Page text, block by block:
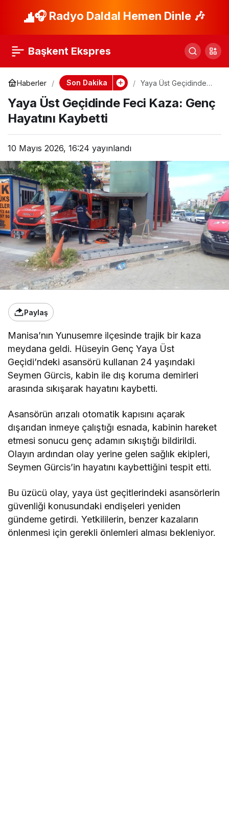
🎧 Radyo Daldal Hemen Dinle 🎶
Başkent Ekspres
Haberler Son Dakika
Yaya Üst Geçidinde
Hayatını Kaybetti
Yaya Üst Geçidinde Feci Kaza: Genç
Hayatını Kaybetti
10 Mayıs 2026, 16:24 yayınlandı
Paylaş
Manisa’nın Yunusemre ilçesinde trajik bir kaza
meydana geldi. Hüseyin Genç Yaya Üst
Geçidi’ndeki asansörü kullanan 24 yaşındaki
Seymen Gürcis, kabin ile dış koruma demirleri
arasında sıkışarak hayatını kaybetti.
Asansörün arızalı otomatik kapısını açarak
dışarıdan inmeye çalıştığı esnada, kabinin hareket
etmesi sonucu genç adamın sıkıştığı bildirildi.
Olayın ardından olay yerine gelen sağlık ekipleri,
Seymen Gürcis’in hayatını kaybettiğini tespit etti.
Bu üzücü olay, yaya üst geçitlerindeki asansörlerin
güvenliği konusundaki endişeleri yeniden
gündeme getirdi. Yetkililerin, benzer kazaların
önlenmesi için gerekli önlemleri alması bekleniyor.
İsrail’in Lübnan Paylaş